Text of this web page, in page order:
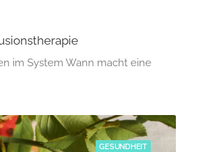
im System Wann macht eine
GESUNDHEIT